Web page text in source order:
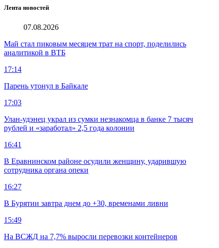
Лента новостей
07.08.2026
Май стал пиковым месяцем трат на спорт, поделились
аналитикой в ВТБ
17:14
Парень утонул в Байкале
17:03
Улан-удэнец украл из сумки незнакомца в банке 7 тысяч
рублей и «заработал» 2,5 года колонии
16:41
В Еравнинском районе осудили женщину, ударившую
сотрудника органа опеки
16:27
В Бурятии завтра днем до +30, временами ливни
15:49
На ВСЖД на 7,7% выросли перевозки контейнеров